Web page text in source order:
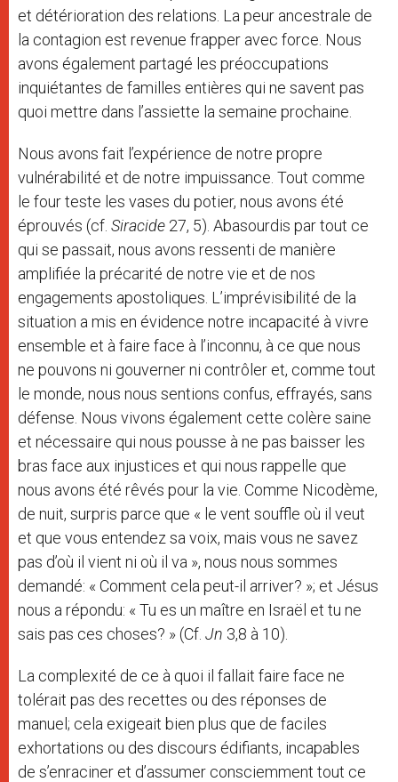
et détérioration des relations. La peur ancestrale de
la contagion est revenue frapper avec force. Nous
avons également partagé les préoccupations
inquiétantes de familles entières qui ne savent pas
quoi mettre dans l’assiette la semaine prochaine.
Nous avons fait l’expérience de notre propre
vulnérabilité et de notre impuissance. Tout comme
le four teste les vases du potier, nous avons été
éprouvés (cf. Siracide 27, 5). Abasourdis par tout ce
qui se passait, nous avons ressenti de manière
amplifiée la précarité de notre vie et de nos
engagements apostoliques. L’imprévisibilité de la
situation a mis en évidence notre incapacité à vivre
ensemble et à faire face à l’inconnu, à ce que nous
ne pouvons ni gouverner ni contrôler et, comme tout
le monde, nous nous sentions confus, effrayés, sans
défense. Nous vivons également cette colère saine
et nécessaire qui nous pousse à ne pas baisser les
bras face aux injustices et qui nous rappelle que
nous avons été rêvés pour la vie. Comme Nicodème,
de nuit, surpris parce que « le vent souffle où il veut
et que vous entendez sa voix, mais vous ne savez
pas d’où il vient ni où il va », nous nous sommes
demandé: « Comment cela peut-il arriver? »; et Jésus
nous a répondu: « Tu es un maître en Israël et tu ne
sais pas ces choses? » (Cf. Jn 3,8 à 10).
La complexité de ce à quoi il fallait faire face ne
tolérait pas des recettes ou des réponses de
manuel; cela exigeait bien plus que de faciles
exhortations ou des discours édifiants, incapables
de s’enraciner et d’assumer consciemment tout ce